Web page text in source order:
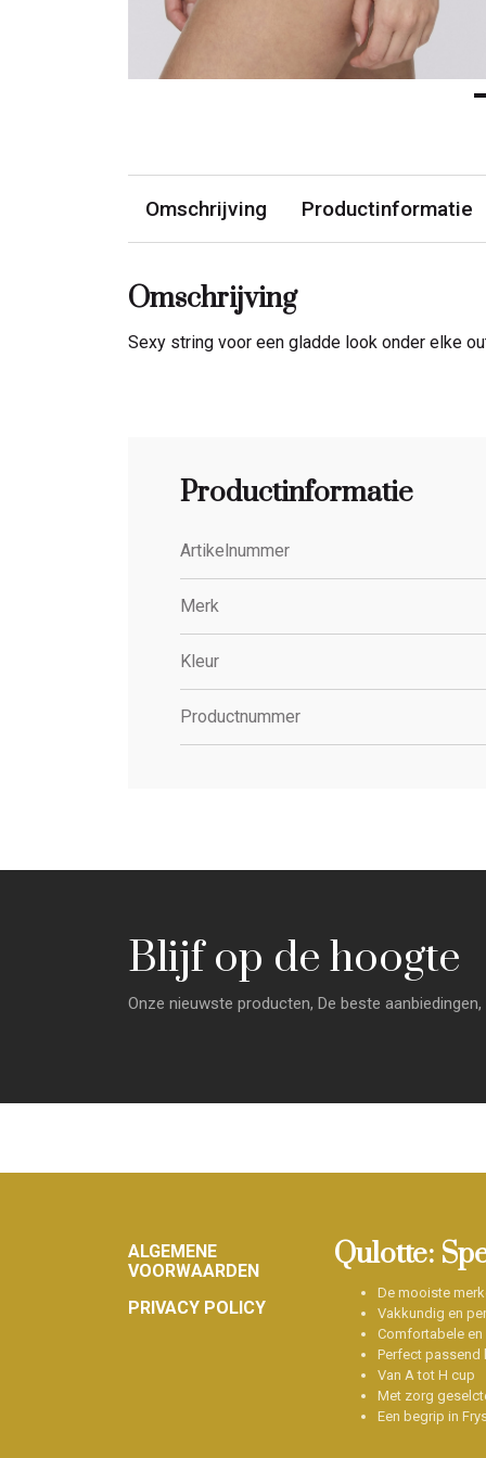
Omschrijving Productinformatie
Omschrijving
Sexy string voor een gladde look onder elke
Productinformatie
Artikelnummer
Merk
Kleur
Productnummer
Blijf op de hoogte
Onze nieuwste producten, De beste
Footer
ALGEMENE
VOORWAARDEN
PRIVACY POLICY
Qulotte:
De mooiste
Vakkundig en
Comfortabele en
Perfect passend
Van A tot H cup
Met zorg
Een begrip in